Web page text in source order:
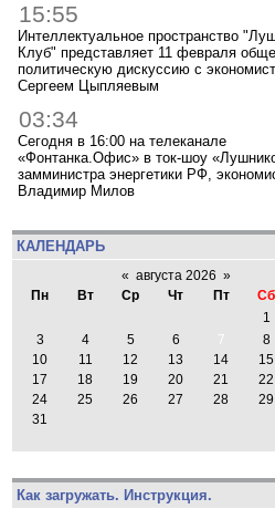
15:55
Интеллектуальное пространство
Клуб" представляет 11 февраля
политическую дискуссию с
Сергеем Цыпляевым
03:34
Сегодня в 16:00 на телеканале
«Фонтанка.Офис» в ток-шоу
замминистра энергетики РФ,
Владимир Милов
КАЛЕНДАРЬ
« августа 2026 »
Пн
Вт Ср Чт Пт Сб
1
3
4 5 6 7 8
10
11 12 13 14 15
17
18 19 20 21 22
24
25 26 27 28 29
31
Как загружать. Инструкция.